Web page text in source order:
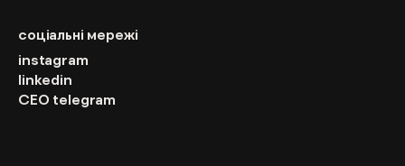
соціальні мережі
instagram
linkedin
CEO telegram